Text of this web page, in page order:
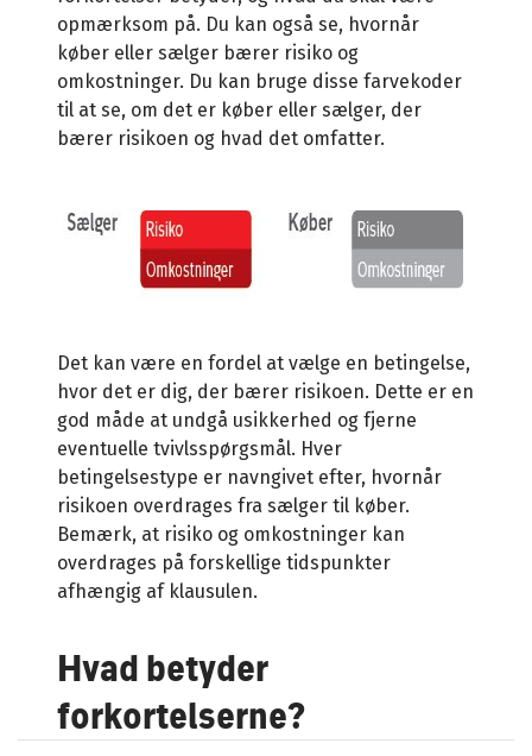
opmærksom på. Du kan også se, hvornår
køber eller sælger bærer risiko og
omkostninger. Du kan bruge disse farvekoder
til at se, om det er køber eller sælger, der
bærer risikoen og hvad det omfatter.
Det kan være en fordel at vælge en betingelse,
hvor det er dig, der bærer risikoen. Dette er en
god måde at undgå usikkerhed og fjerne
eventuelle tvivlsspørgsmål. Hver
betingelsestype er navngivet efter, hvornår
risikoen overdrages fra sælger til køber.
Bemærk, at risiko og omkostninger kan
overdrages på forskellige tidspunkter
afhængig af klausulen.
Hvad betyder
forkortelserne?